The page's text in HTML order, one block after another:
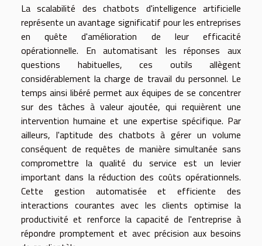
La scalabilité des chatbots d'intelligence artificielle
représente un avantage significatif pour les entreprises
en quête d'amélioration de leur efficacité
opérationnelle. En automatisant les réponses aux
questions habituelles, ces outils allègent
considérablement la charge de travail du personnel. Le
temps ainsi libéré permet aux équipes de se concentrer
sur des tâches à valeur ajoutée, qui requièrent une
intervention humaine et une expertise spécifique. Par
ailleurs, l'aptitude des chatbots à gérer un volume
conséquent de requêtes de manière simultanée sans
compromettre la qualité du service est un levier
important dans la réduction des coûts opérationnels.
Cette gestion automatisée et efficiente des
interactions courantes avec les clients optimise la
productivité et renforce la capacité de l'entreprise à
répondre promptement et avec précision aux besoins